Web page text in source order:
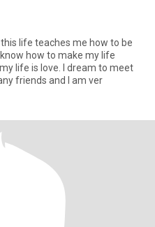
life teaches me how to be
how to make my life
life is love. I dream to meet
friends and I am ver